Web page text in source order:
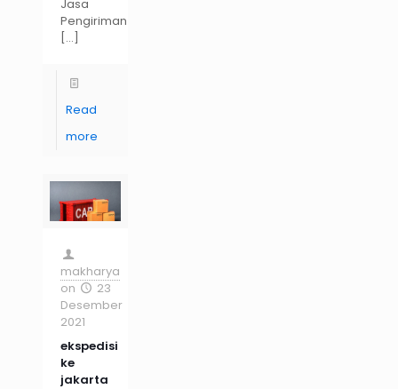
Jasa
Pengiriman
[…]
Read
more
makharya
on
23
Desember
2021
ekspedisi
ke
jakarta